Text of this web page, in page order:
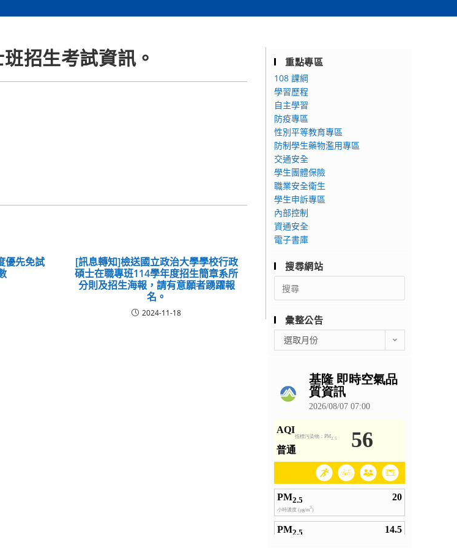
招生考試資訊。
優先免試
[訊息轉知]檢送國立政治大學學校行政
碩士在職專班114學年度招生簡章系所
分則及招生海報，請有意願者踴躍報
名。
2024-11-18
重點專區
108 課綱
學習歷程
自主學習
防疫專區
性別平等教育專區
防制學生藥物濫用專區
交通安全
學生團體保險
職業安全衛生
學生申訴專區
內部控制
資通安全
電子書庫
搜尋網站
Search
for:
彙整公告
整
選取月份